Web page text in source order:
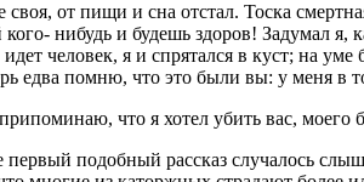
от пищи и сна отстал. Тоска
нибудь и будешь здоров! Задумал
человек, я и спрятался в куст; на
едва помню, что это были вы: у меня в
что я хотел убить вас, моего
первый подобный рассказ случалось